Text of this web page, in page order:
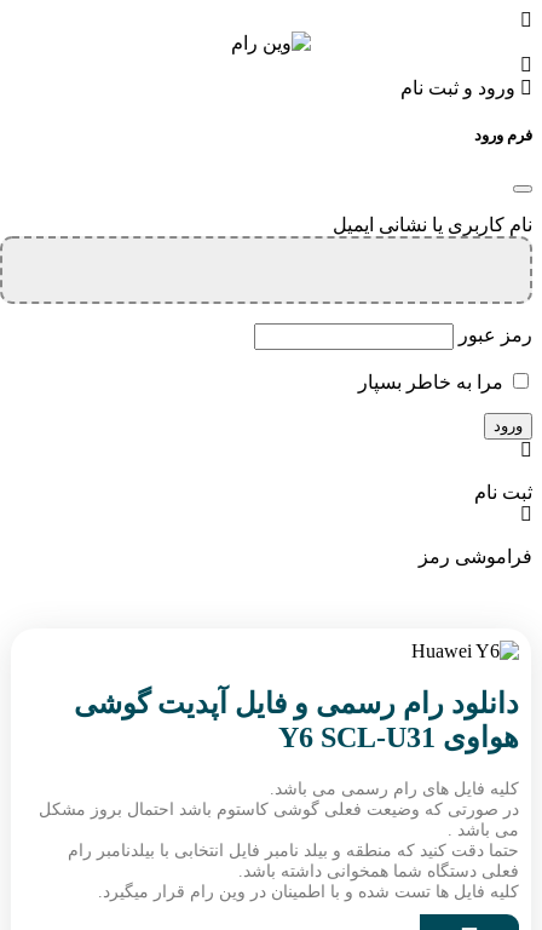
ورود و ثبت نام
فرم ورود
نام کاربری یا نشانی ایمیل
رمز عبور
مرا به خاطر بسپار
ثبت نام
فراموشی رمز
دانلود رام رسمی و فایل آپدیت گوشی
هواوی Y6 SCL-U31
کلیه فایل های رام رسمی می باشد.
در صورتی که وضیعت فعلی گوشی کاستوم باشد احتمال بروز مشکل
می باشد .
حتما دقت کنید که منطقه و بیلد نامبر فایل انتخابی با بیلدنامبر رام
فعلی دستگاه شما همخوانی داشته باشد.
کلیه فایل ها تست شده و با اطمینان در وین رام قرار میگیرد.